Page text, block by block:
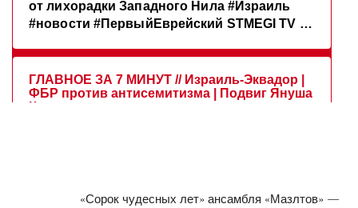
«Сорок чудесных лет» ансамбля «Мазлтов» —